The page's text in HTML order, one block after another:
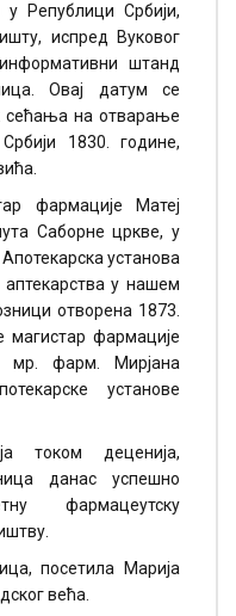
Републици Србији,
испред Вуковог
штанд
Овај датум се
сећања на отварање
1830. године,
фармације Матеј
Саборне цркве, у
установа
у нашем
отворена 1873.
магистар фармације
мр. фарм. Мирјана
установе
током деценија,
данас успешно
фармацеутску
посетила Марија
већа.